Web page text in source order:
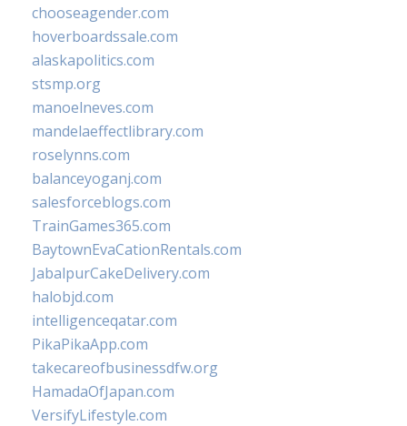
chooseagender.com
hoverboardssale.com
alaskapolitics.com
stsmp.org
manoelneves.com
mandelaeffectlibrary.com
roselynns.com
balanceyoganj.com
salesforceblogs.com
TrainGames365.com
BaytownEvaCationRentals.com
JabalpurCakeDelivery.com
halobjd.com
intelligenceqatar.com
PikaPikaApp.com
takecareofbusinessdfw.org
HamadaOfJapan.com
VersifyLifestyle.com